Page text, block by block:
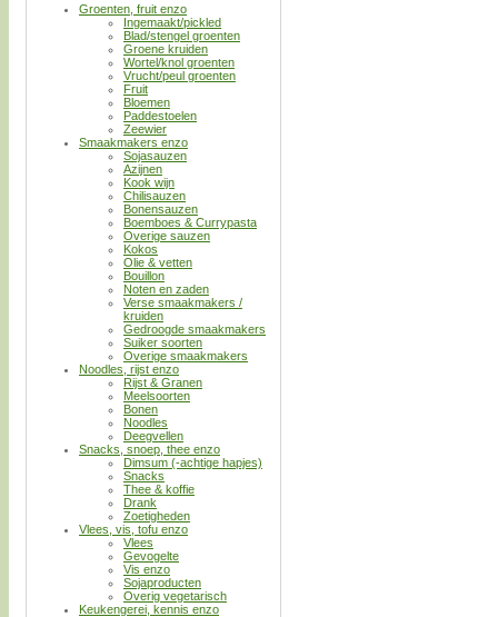
Groenten, fruit enzo
Ingemaakt/pickled
Blad/stengel groenten
Groene kruiden
Wortel/knol groenten
Vrucht/peul groenten
Fruit
Bloemen
Paddestoelen
Zeewier
Smaakmakers enzo
Sojasauzen
Azijnen
Kook wijn
Chilisauzen
Bonensauzen
Boemboes & Currypasta
Overige sauzen
Kokos
Olie & vetten
Bouillon
Noten en zaden
Verse smaakmakers /
kruiden
Gedroogde smaakmakers
Suiker soorten
Overige smaakmakers
Noodles, rijst enzo
Rijst & Granen
Meelsoorten
Bonen
Noodles
Deegvellen
Snacks, snoep, thee enzo
Dimsum (-achtige hapjes)
Snacks
Thee & koffie
Drank
Zoetigheden
Vlees, vis, tofu enzo
Vlees
Gevogelte
Vis enzo
Sojaproducten
Overig vegetarisch
Keukengerei, kennis enzo